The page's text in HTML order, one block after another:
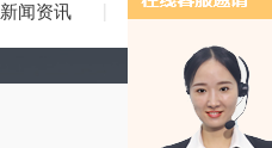
新闻资讯 技术文章